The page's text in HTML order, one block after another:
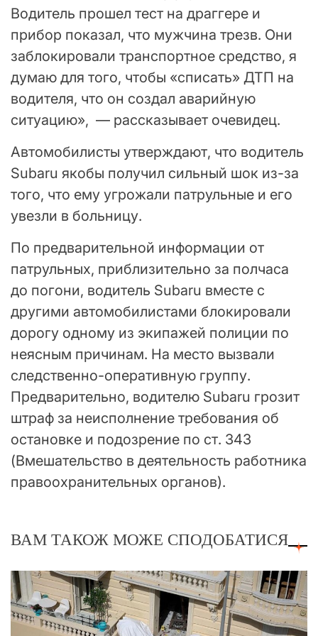
Водитель прошел тест на драггере и
прибор показал, что мужчина трезв. Они
заблокировали транспортное средство, я
думаю для того, чтобы «списать» ДТП на
водителя, что он создал аварийную
ситуацию», — рассказывает очевидец.
Автомобилисты утверждают, что водитель
Subaru якобы получил сильный шок из-за
того, что ему угрожали патрульные и его
увезли в больницу.
По предварительной информации от
патрульных, приблизительно за полчаса
до погони, водитель Subaru вместе с
другими автомобилистами блокировали
дорогу одному из экипажей полиции по
неясным причинам. На место вызвали
следственно-оперативную группу.
Предварительно, водителю Subaru грозит
штраф за неисполнение требования об
остановке и подозрение по ст. 343
(Вмешательство в деятельность работника
правоохранительных органов).
ВАМ ТАКОЖ МОЖЕ СПОДОБАТИСЯ